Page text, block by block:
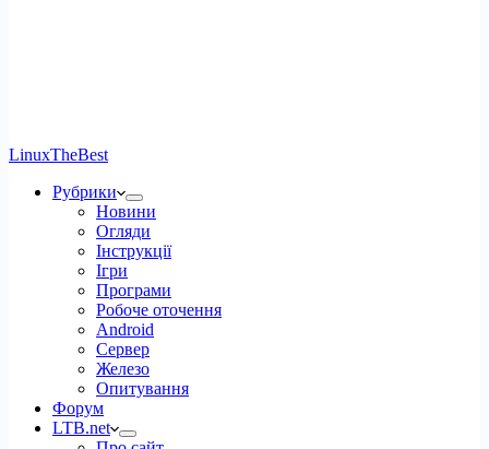
LinuxTheBest
Рубрики
Новини
Огляди
Інструкції
Ігри
Програми
Робоче оточення
Android
Сервер
Железо
Опитування
Форум
LTB.net